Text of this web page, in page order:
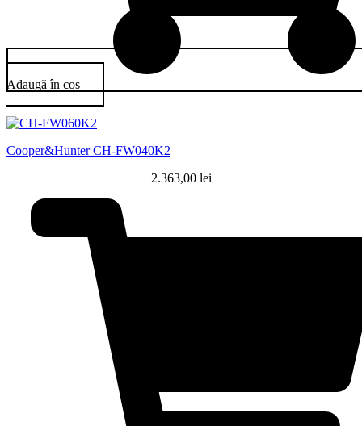
Adaugă în coș
Cooper&Hunter CH-FW040K2
2.363,00 lei